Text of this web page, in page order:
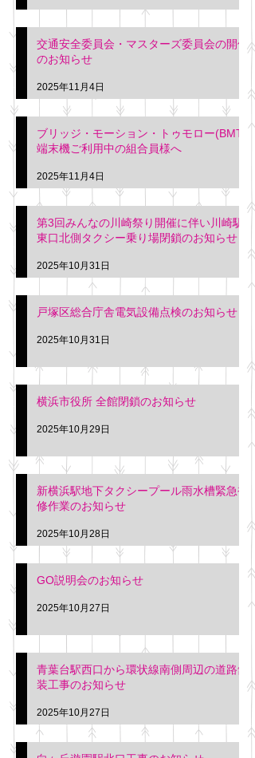
交通安全委員会・マスターズ委員会の開催
のお知らせ
2025年11月4日
ブリッジ・モーション・トゥモロー(BMT)
端末機ご利用中の組合員様へ
2025年11月4日
第3回みんなの川崎祭り開催に伴い川崎駅
東口北側タクシー乗り場閉鎖のお知らせ
2025年10月31日
戸塚区総合庁舎電気設備点検のお知らせ
2025年10月31日
横浜市役所 全館閉鎖のお知らせ
2025年10月29日
新横浜駅地下タクシープール雨水槽緊急補
修作業のお知らせ
2025年10月28日
GO説明会のお知らせ
2025年10月27日
青葉台駅西口から環状線南側周辺の道路舗
装工事のお知らせ
2025年10月27日